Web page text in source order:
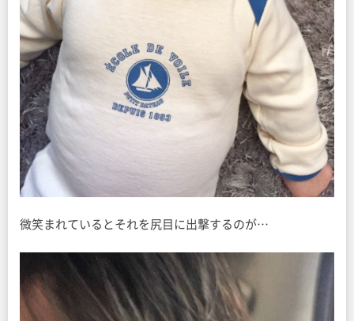
微笑まれているとそれを尻目に出撃するのが…